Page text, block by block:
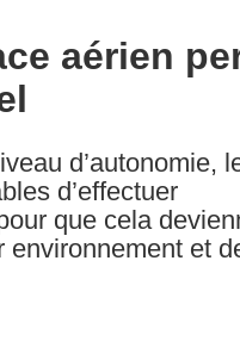
aérien
d’autonomie,
d’effectuer
que cela
environnement et